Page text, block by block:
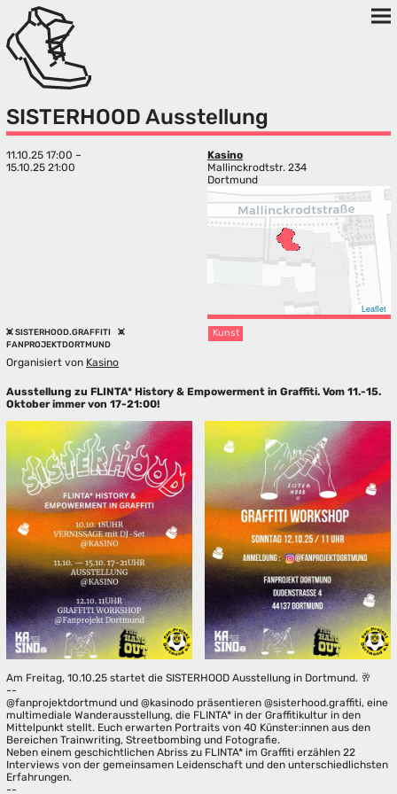
SISTERHOOD Ausstellung
11.10.25 17:00 –
15.10.25 21:00
Kasino
Mallinckrodtstr. 234
Dortmund
Leaflet
SISTERHOOD.GRAFFITI
FANPROJEKTDORTMUND
Kunst
Organisiert von Kasino
Ausstellung zu FLINTA* History & Empowerment in Graffiti. Vom 11.-15.
Oktober immer von 17-21:00!
Am Freitag, 10.10.25 startet die SISTERHOOD Ausstellung in Dortmund. 🥂
--
@fanprojektdortmund und @kasinodo präsentieren @sisterhood.graffiti, eine
multimediale Wanderausstellung, die FLINTA* in der Graffitikultur in den
Mittelpunkt stellt. Euch erwarten Portraits von 40 Künster:innen aus den
Bereichen Trainwriting, Streetbombing und Fotografie.
Neben einem geschichtlichen Abriss zu FLINTA* im Graffiti erzählen 22
Interviews von der gemeinsamen Leidenschaft und den unterschiedlichsten
Erfahrungen.
--